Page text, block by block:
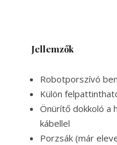
Jellemzők
Robotporszívó
Külön
Önürítő dokkoló a
kábellel
Porzsák (már